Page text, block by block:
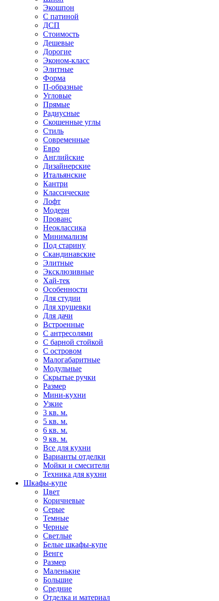
Экошпон
С патиной
ДСП
Стоимость
Дешевые
Дорогие
Эконом-класс
Элитные
Форма
П-образные
Угловые
Прямые
Радиусные
Скошенные углы
Стиль
Современные
Евро
Английские
Дизайнерские
Итальянские
Кантри
Классические
Лофт
Модерн
Прованс
Неоклассика
Минимализм
Под старину
Скандинавские
Элитные
Эксклюзивные
Хай-тек
Особенности
Для студии
Для хрущевки
Для дачи
Встроенные
С антресолями
С барной стойкой
С островом
Малогабаритные
Модульные
Скрытые ручки
Размер
Мини-кухни
Узкие
3 кв. м.
5 кв. м.
6 кв. м.
9 кв. м.
Все для кухни
Варианты отделки
Мойки и смесители
Техника для кухни
Шкафы-купе
Цвет
Коричневые
Серые
Темные
Черные
Светлые
Белые шкафы-купе
Венге
Размер
Маленькие
Большие
Средние
Отделка и материал